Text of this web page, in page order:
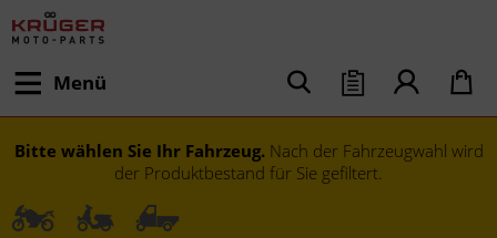
Menü
Bitte wählen Sie Ihr Fahrzeug. Nach der Fahrzeugwahl wird
der Produktbestand für Sie gefiltert.